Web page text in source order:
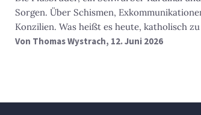
Sorgen. Über Schismen,
Konzilien. Was heißt es heute, katholisch zu
Von Thomas Wystrach, 12. Juni 2026